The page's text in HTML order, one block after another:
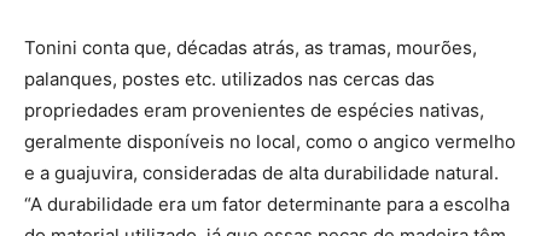
Tonini conta que, décadas atrás, as tramas, mourões,
palanques, postes etc. utilizados nas cercas das
propriedades eram provenientes de espécies nativas,
geralmente disponíveis no local, como o angico vermelho
e a guajuvira, consideradas de alta durabilidade natural.
“A durabilidade era um fator determinante para a escolha